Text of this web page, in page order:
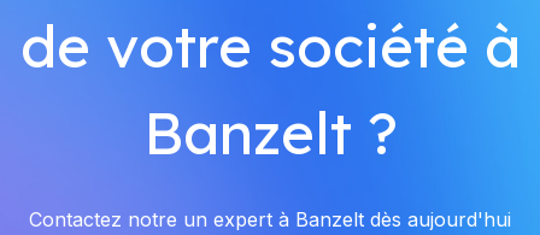
de votre société à
Banzelt ?
Contactez notre un expert à Banzelt dès aujourd'hui